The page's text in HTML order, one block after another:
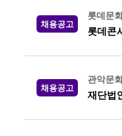
채용공고
롯데문
롯데콘
채용공고
관악문
재단법